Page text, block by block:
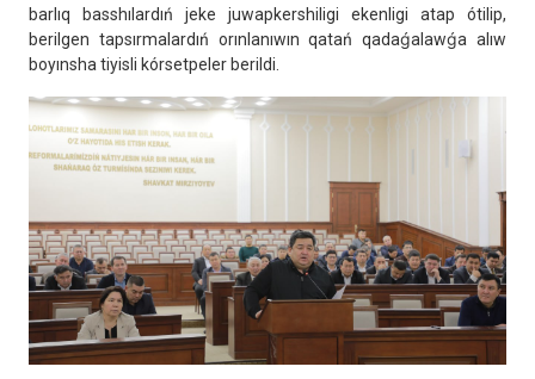
barlıq basshılardıń jeke juwapkershiligi ekenligi atap ótilip,
berilgen tapsırmalardıń orınlanıwın qatań qadaǵalawǵa alıw
boyınsha tiyisli kórsetpeler berildi.